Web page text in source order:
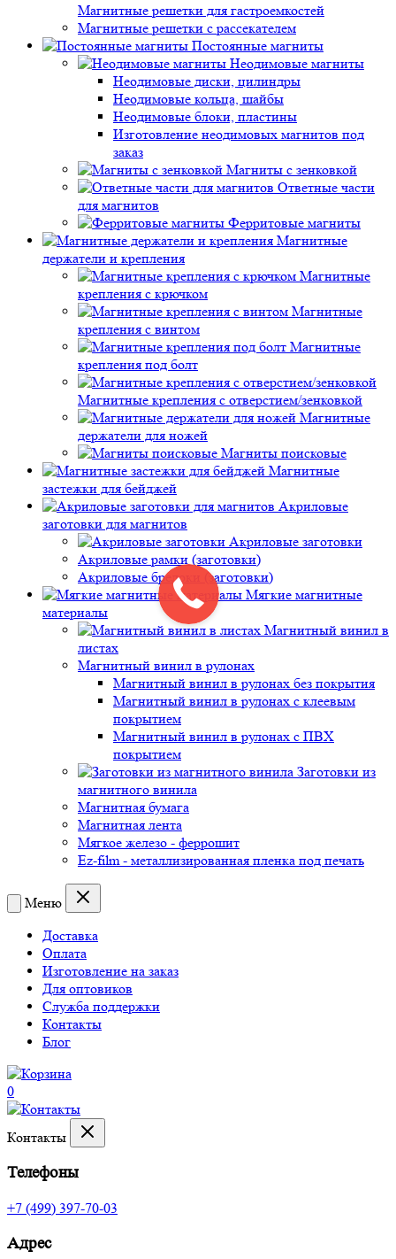
Магнитные решетки для гастроемкостей
Магнитные решетки с рассекателем
Постоянные магниты
Неодимовые магниты
Неодимовые диски, цилиндры
Неодимовые кольца, шайбы
Неодимовые блоки, пластины
Изготовление неодимовых магнитов под
заказ
Магниты с зенковкой
Ответные части
для магнитов
Ферритовые магниты
Магнитные
держатели и крепления
Магнитные
крепления с крючком
Магнитные
крепления с винтом
Магнитные
крепления под болт
Магнитные крепления с отверстием/зенковкой
Магнитные
держатели для ножей
Магниты поисковые
Магнитные
застежки для бейджей
Акриловые
заготовки для магнитов
Акриловые заготовки
Акриловые рамки (заготовки)
Акриловые брелоки (заготовки)
Мягкие магнитные
материалы
Магнитный винил в
листах
Магнитный винил в рулонах
Магнитный винил в рулонах без покрытия
Магнитный винил в рулонах с клеевым
покрытием
Магнитный винил в рулонах с ПВХ
покрытием
Заготовки из
магнитного винила
Магнитная бумага
Магнитная лента
Мягкое железо - феррошит
Ez-film - металлизированная пленка под печать
Меню
Доставка
Оплата
Изготовление на заказ
Для оптовиков
Служба поддержки
Контакты
Блог
0
Контакты
Телефоны
+7 (499) 397-70-03
Адрес